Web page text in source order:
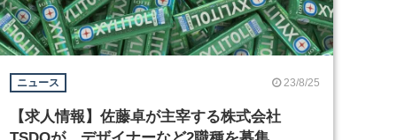
ニュース 23/8/25
【求人情報】佐藤卓が主宰する株式会社